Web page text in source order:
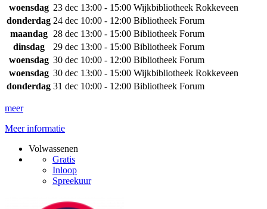
woensdag 23 dec 13:00 - 15:00 Wijkbibliotheek Rokkeveen
donderdag 24 dec 10:00 - 12:00 Bibliotheek Forum
maandag
28 dec 13:00 - 15:00 Bibliotheek Forum
dinsdag
29 dec 13:00 - 15:00 Bibliotheek Forum
woensdag 30 dec 10:00 - 12:00 Bibliotheek Forum
woensdag 30 dec 13:00 - 15:00 Wijkbibliotheek Rokkeveen
donderdag 31 dec 10:00 - 12:00 Bibliotheek Forum
meer
Meer informatie
Volwassenen
Gratis
Inloop
Spreekuur